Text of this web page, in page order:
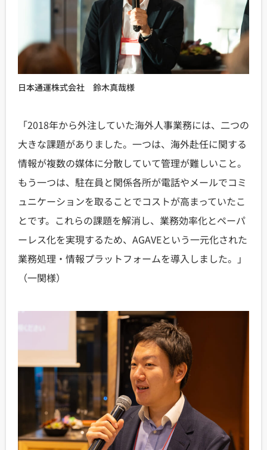
日本通運株式会社 鈴木真哉様
「2018年から外注していた海外人事業務には、二つの
大きな課題がありました。一つは、海外赴任に関する
情報が複数の媒体に分散していて管理が難しいこと。
もう一つは、駐在員と関係各所が電話やメールでコミ
ュニケーションを取ることでコストが高まっていたこ
とです。これらの課題を解消し、業務効率化とペーパ
ーレス化を実現するため、AGAVEという一元化された
業務処理・情報プラットフォームを導入しました。」
（一関様）